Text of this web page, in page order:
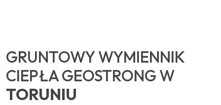
GRUNTOWY WYMIENNIK
CIEPŁA GEOSTRONG W
TORUNIU